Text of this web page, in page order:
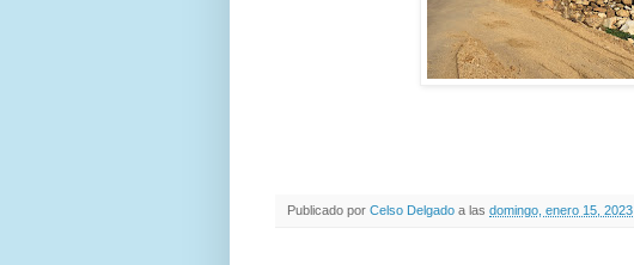
Publicado por Celso Delgado a las domingo, enero 15, 2023